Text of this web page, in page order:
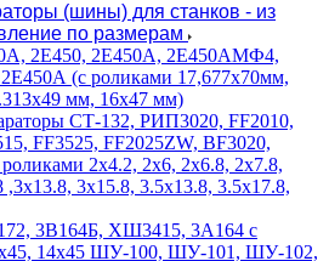
(шины) для станков - из
по размерам
2Е450, 2Е450А, 2Е450АМФ4,
(с роликами 17,677х70мм,
мм, 16х47 мм)
СТ-132, РИП3020, FF2010,
FF3525, FF2025ZW, BF3020,
2х4.2, 2х6, 2х6.8, 2х7.8,
,3х13.8, 3х15.8, 3.5х13.8, 3.5х17.8,
3В164Б, ХШ3415, 3А164 с
14х45 ШУ-100, ШУ-101, ШУ-102,